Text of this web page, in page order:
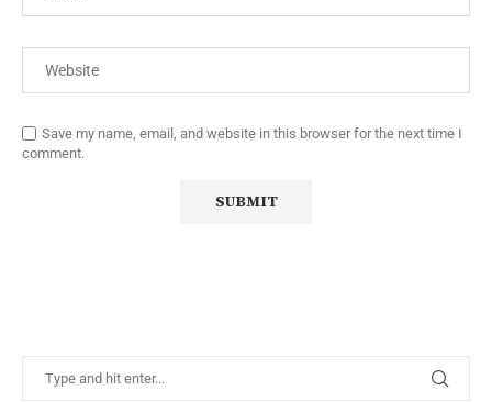
Save my name, email, and website in this browser for the next time I
comment.